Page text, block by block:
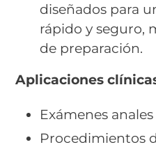
diseñados para
rápido y seguro,
de preparación.
Aplicaciones
Exámenes
Procedimientos